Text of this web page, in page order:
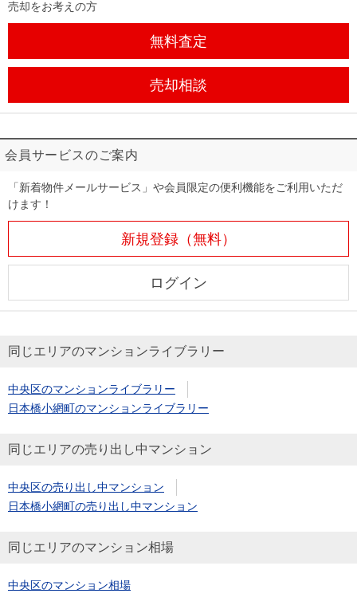
売却をお考えの方
無料査定
売却相談
会員サービスのご案内
「新着物件メールサービス」や会員限定の便利機能をご利用いただ
けます！
新規登録（無料）
ログイン
同じエリアのマンションライブラリー
中央区のマンションライブラリー
日本橋小網町のマンションライブラリー
同じエリアの売り出し中マンション
中央区の売り出し中マンション
日本橋小網町の売り出し中マンション
同じエリアのマンション相場
中央区のマンション相場